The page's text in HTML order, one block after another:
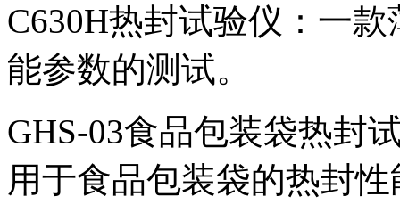
C630H热封试验仪：一
能参数的测试。
GHS-03食品包装袋热封
用于食品包装袋的热封